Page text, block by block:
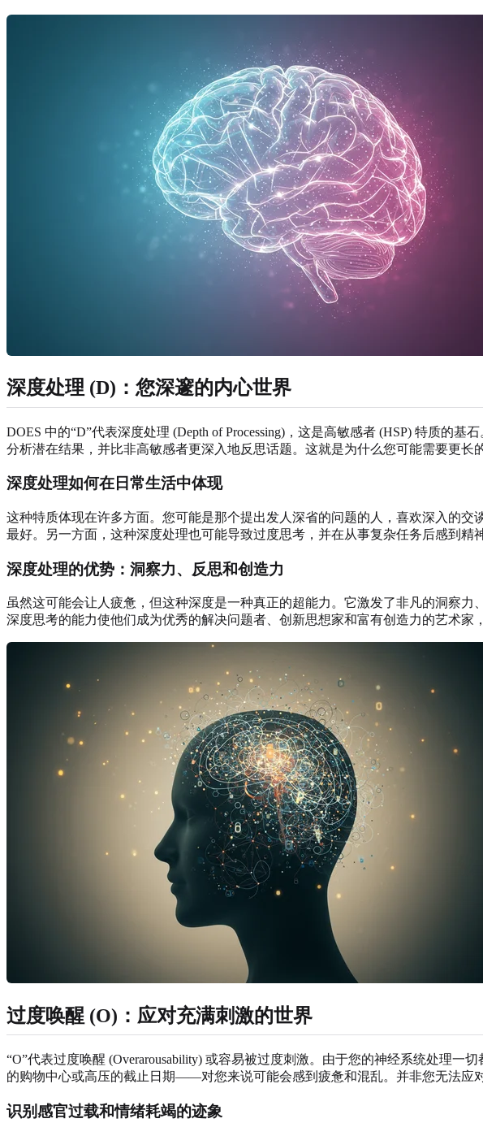
深度处理 (D)：您深邃的内心世界
DOES 中的“D”代表深度处理 (Depth of Processing)，这是高敏感者 (HSP) 特质的
分析潜在结果，并比非高敏感者更深入地反思话题。这就是为什么您可能需要更
深度处理如何在日常生活中体现
这种特质体现在许多方面。您可能是那个提出发人深省的问题的人，喜欢深入的
最好。另一方面，这种深度处理也可能导致过度思考，并在从事复杂任务后感到精
深度处理的优势：洞察力、反思和创造力
虽然这可能会让人疲惫，但这种深度是一种真正的超能力。它激发了非凡的洞察
深度思考的能力使他们成为优秀的解决问题者、创新思想家和富有创造力的艺术家
过度唤醒 (O)：应对充满刺激的世界
“O”代表过度唤醒 (Overarousability) 或容易被过度刺激。由于您的神经系统处理
的购物中心或高压的截止日期——对您来说可能会感到疲惫和混乱。并非您无法应
识别感官过载和情绪耗竭的迹象